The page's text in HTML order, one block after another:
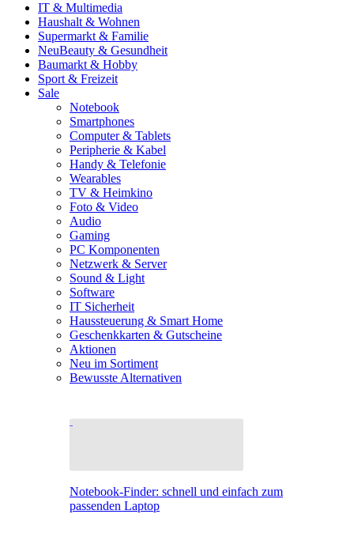
IT & Multimedia
Haushalt & Wohnen
Supermarkt & Familie
NeuBeauty & Gesundheit
Baumarkt & Hobby
Sport & Freizeit
Sale
Notebook
Smartphones
Computer & Tablets
Peripherie & Kabel
Handy & Telefonie
Wearables
TV & Heimkino
Foto & Video
Audio
Gaming
PC Komponenten
Netzwerk & Server
Sound & Light
Software
IT Sicherheit
Haussteuerung & Smart Home
Geschenkkarten & Gutscheine
Aktionen
Neu im Sortiment
Bewusste Alternativen
Notebook-Finder: schnell und einfach zum
passenden Laptop